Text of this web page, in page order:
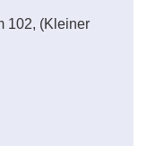
102, (Kleiner